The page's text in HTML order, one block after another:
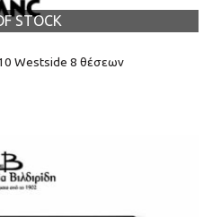
STOCK
Westside 8 θέσεων